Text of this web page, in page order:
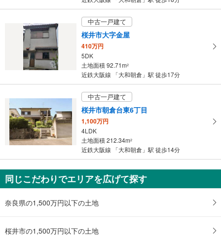
保
す
る
中古一戸建て
桜井市大字金屋
410万円
5DK
土地面積 92.71m2
近鉄大阪線 「大和朝倉」駅 徒歩17分
中古一戸建て
桜井市朝倉台東6丁目
1,100万円
4LDK
土地面積 212.34m2
近鉄大阪線 「大和朝倉」駅 徒歩14分
同じこだわりでエリアを広げて探す
奈良県の1,500万円以下の土地
桜井市の1,500万円以下の土地